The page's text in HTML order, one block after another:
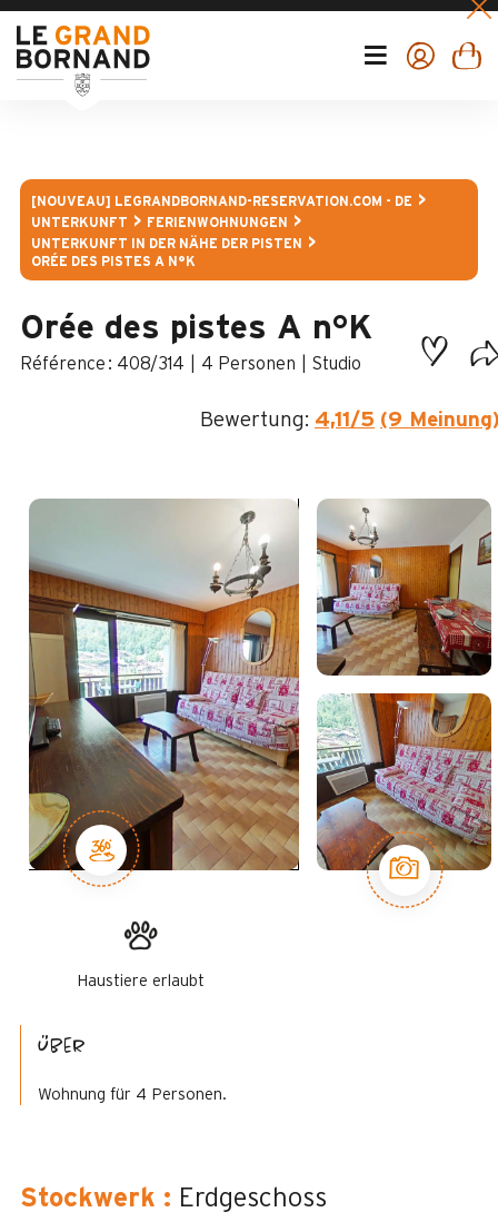
[NOUVEAU] LEGRANDBORNAND-RESERVATION.COM - DE
UNTERKUNFT
FERIENWOHNUNGEN
UNTERKUNFT IN DER NÄHE DER PISTEN
ORÉE DES PISTES A N°K
Orée des pistes A n°K
: 408/314 4 Personen Studio
Bewertung: 4,11 /5 (9
Haustiere erlaubt
Über
Wohnung für 4 Personen.
Stockwerk : Erdgeschoss